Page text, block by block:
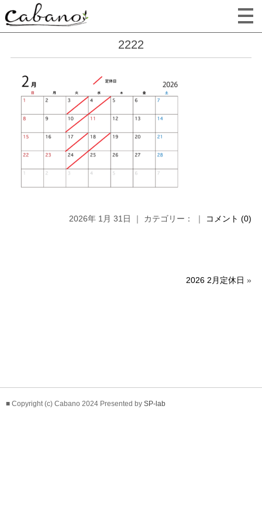
2222
2026年 1月 31日 ｜ カテゴリー： ｜ コメント (0)
2026 2月定休日 »
■ Copyright (c) Cabano 2024 Presented by SP-lab